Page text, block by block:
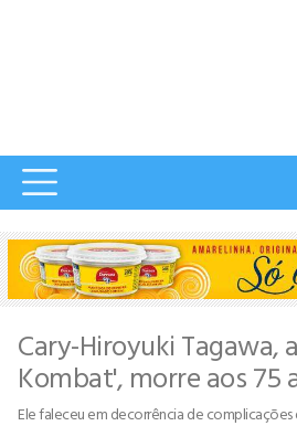
Cary-Hiroyuki Tagawa,
Kombat', morre aos 75
Ele faleceu em decorrência de complicações